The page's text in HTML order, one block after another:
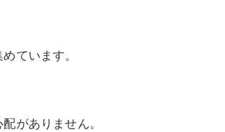
ています。
がありません。